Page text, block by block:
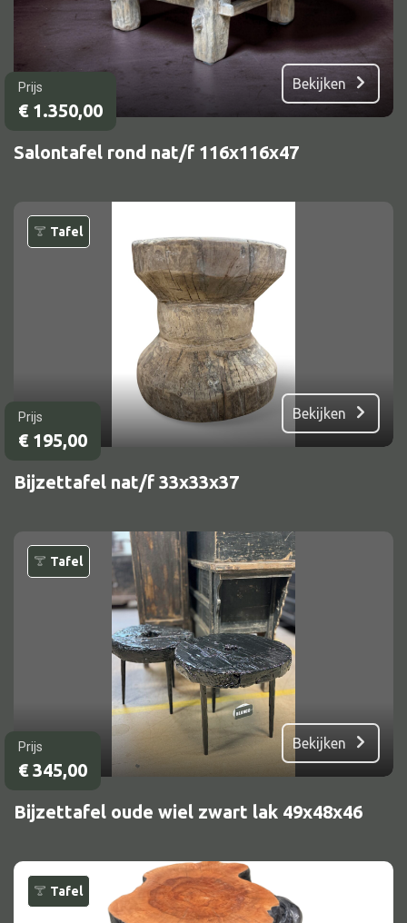
Schaal
Dienblad
Mand
Deco overig
Alle oosterse meubels
Oosterse tafel
Oosterse tv meubel
Oosterse lampen
Prijs
€1.350,00
Bekijken
Salontafel rond nat/f 116x116x47
Tafel
Prijs
€195,00
Bekijken
Bijzettafel nat/f 33x33x37
Tafel
Prijs
€345,00
Bekijken
Bijzettafel oude wiel zwart lak 49x48x46
Tafel